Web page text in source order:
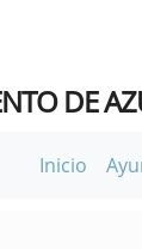
DE
Inicio